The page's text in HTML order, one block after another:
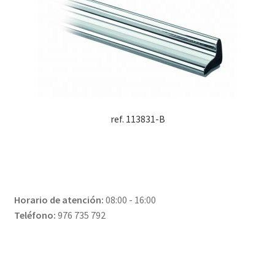
ref. 113831-B
Horario de atención: 08:00 - 16:00
Teléfono: 976 735 792